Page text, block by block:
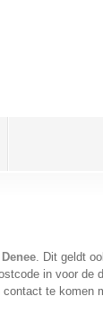
. Dit geldt
in voor de
te komen